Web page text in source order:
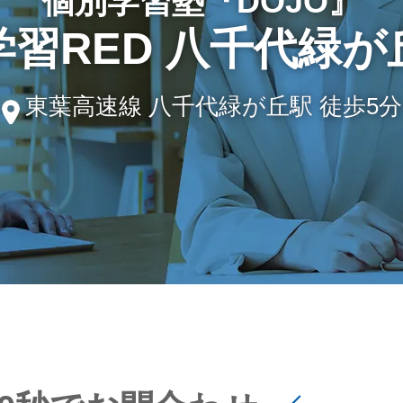
習RED 八千代緑が
東葉高速線 八千代緑が丘駅 徒歩5分